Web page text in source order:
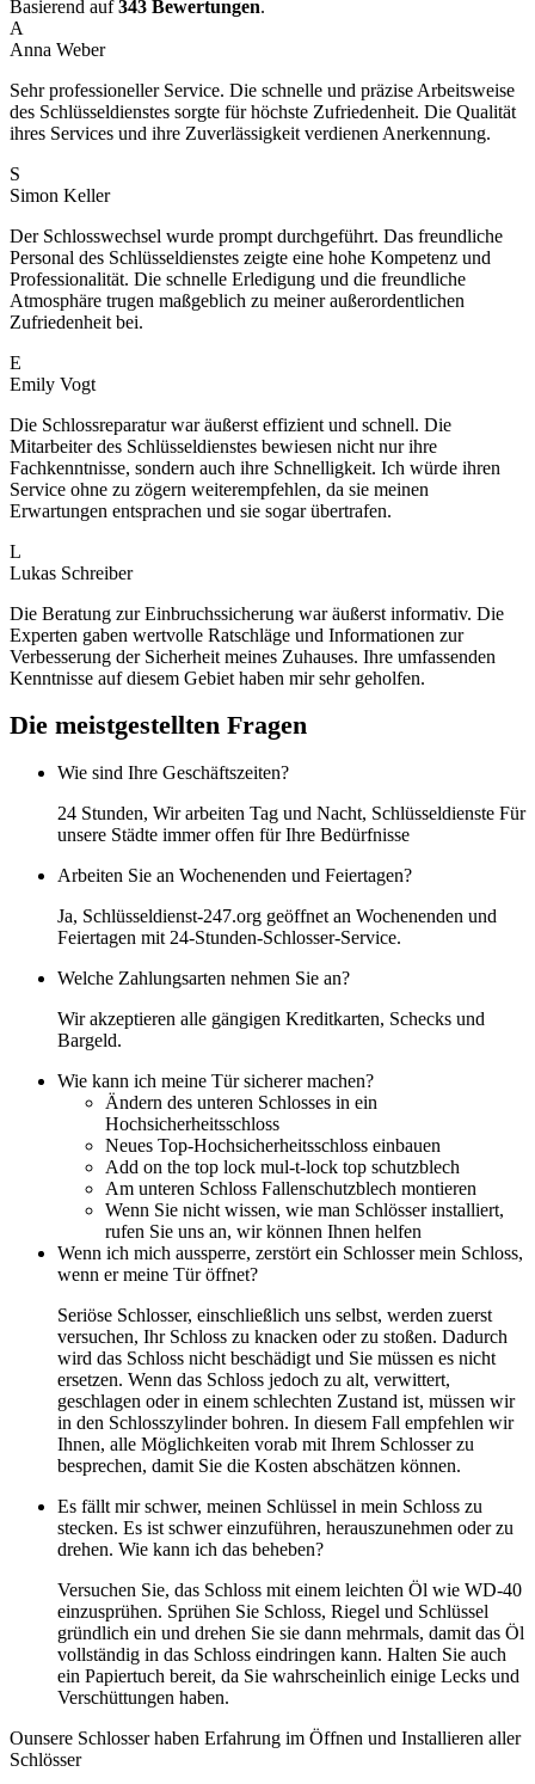
Basierend auf343 Bewertungen.
A
Anna Weber
Sehr professioneller Service. Die schnelle und präzise Arbeitsweise
des Schlüsseldienstes sorgte für höchste Zufriedenheit. Die Qualität
ihres Services und ihre Zuverlässigkeit verdienen Anerkennung.
S
Simon Keller
Der Schlosswechsel wurde prompt durchgeführt. Das freundliche
Personal des Schlüsseldienstes zeigte eine hohe Kompetenz und
Professionalität. Die schnelle Erledigung und die freundliche
Atmosphäre trugen maßgeblich zu meiner außerordentlichen
Zufriedenheit bei.
E
Emily Vogt
Die Schlossreparatur war äußerst effizient und schnell. Die
Mitarbeiter des Schlüsseldienstes bewiesen nicht nur ihre
Fachkenntnisse, sondern auch ihre Schnelligkeit. Ich würde ihren
Service ohne zu zögern weiterempfehlen, da sie meinen
Erwartungen entsprachen und sie sogar übertrafen.
L
Lukas Schreiber
Die Beratung zur Einbruchssicherung war äußerst informativ. Die
Experten gaben wertvolle Ratschläge und Informationen zur
Verbesserung der Sicherheit meines Zuhauses. Ihre umfassenden
Kenntnisse auf diesem Gebiet haben mir sehr geholfen.
Die meistgestellten Fragen
Wie sind Ihre Geschäftszeiten?
24 Stunden, Wir arbeiten Tag und Nacht, Schlüsseldienste Für
unsere Städte immer offen für Ihre Bedürfnisse
Arbeiten Sie an Wochenenden und Feiertagen?
Ja, Schlüsseldienst-247.org geöffnet an Wochenenden und
Feiertagen mit 24-Stunden-Schlosser-Service.
Welche Zahlungsarten nehmen Sie an?
Wir akzeptieren alle gängigen Kreditkarten, Schecks und
Bargeld.
Wie kann ich meine Tür sicherer machen?
Ändern des unteren Schlosses in ein
Hochsicherheitsschloss
Neues Top-Hochsicherheitsschloss einbauen
Add on the top lock mul-t-lock top schutzblech
Am unteren Schloss Fallenschutzblech montieren
Wenn Sie nicht wissen, wie man Schlösser installiert,
rufen Sie uns an, wir können Ihnen helfen
Wenn ich mich aussperre, zerstört ein Schlosser mein Schloss,
wenn er meine Tür öffnet?
Seriöse Schlosser, einschließlich uns selbst, werden zuerst
versuchen, Ihr Schloss zu knacken oder zu stoßen. Dadurch
wird das Schloss nicht beschädigt und Sie müssen es nicht
ersetzen. Wenn das Schloss jedoch zu alt, verwittert,
geschlagen oder in einem schlechten Zustand ist, müssen wir
in den Schlosszylinder bohren. In diesem Fall empfehlen wir
Ihnen, alle Möglichkeiten vorab mit Ihrem Schlosser zu
besprechen, damit Sie die Kosten abschätzen können.
Es fällt mir schwer, meinen Schlüssel in mein Schloss zu
stecken. Es ist schwer einzuführen, herauszunehmen oder zu
drehen. Wie kann ich das beheben?
Versuchen Sie, das Schloss mit einem leichten Öl wie WD-40
einzusprühen. Sprühen Sie Schloss, Riegel und Schlüssel
gründlich ein und drehen Sie sie dann mehrmals, damit das Öl
vollständig in das Schloss eindringen kann. Halten Sie auch
ein Papiertuch bereit, da Sie wahrscheinlich einige Lecks und
Verschüttungen haben.
Ounsere Schlosser haben Erfahrung im Öffnen und Installieren aller
Schlösser